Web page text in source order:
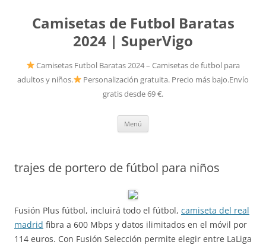
Camisetas de Futbol Baratas
2024 | SuperVigo
Camisetas Futbol Baratas 2024 – Camisetas de futbol para
adultos y niños.
Personalización gratuita. Precio más bajo.Envío
gratis desde 69 €.
Menú
trajes de portero de fútbol para niños
Fusión Plus fútbol, incluirá todo el fútbol, camiseta del real
madrid fibra a 600 Mbps y datos ilimitados en el móvil por
114 euros. Con Fusión Selección permite elegir entre LaLiga